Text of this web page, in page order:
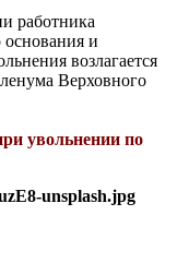
работника
основания и
возлагается
Верховного
увольнении по